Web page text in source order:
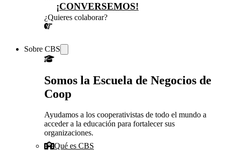
¡CONVERSEMOS!
¿Quieres colaborar?
Sobre CBS
Somos la Escuela de Negocios de
Coop
Ayudamos a los cooperativistas de todo el mundo a
acceder a la educación para fortalecer sus
organizaciones.
Qué es CBS